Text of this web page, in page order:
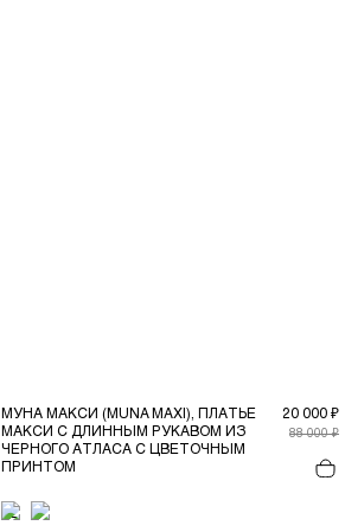
МУНА МАКСИ (MUNA MAXI), ПЛАТЬЕ
МАКСИ С ДЛИННЫМ РУКАВОМ ИЗ
ЧЕРНОГО АТЛАСА С ЦВЕТОЧНЫМ
ПРИНТОМ
20 000 ₽
88 000 ₽